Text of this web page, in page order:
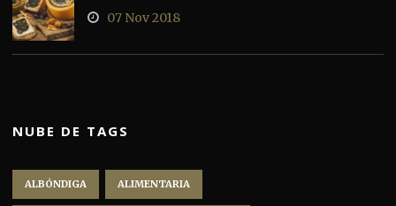
07 Nov 2018
NUBE DE TAGS
ALBÓNDIGA ALIMENTARIA